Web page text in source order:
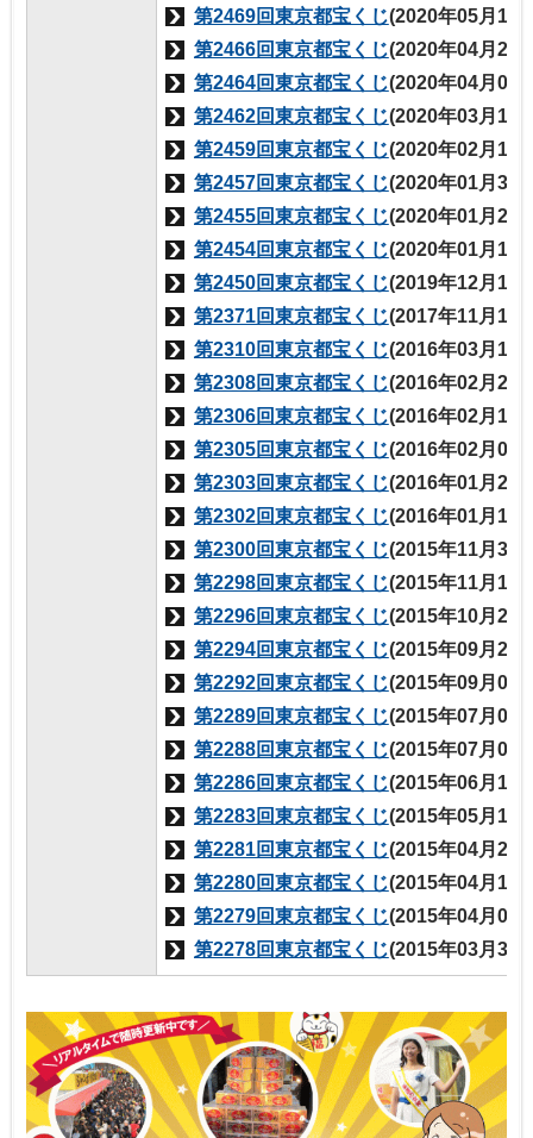
第2469回東京都宝くじ(2020年05月15
第2466回東京都宝くじ(2020年04月24
第2464回東京都宝くじ(2020年04月03
第2462回東京都宝くじ(2020年03月13
第2459回東京都宝くじ(2020年02月14
第2457回東京都宝くじ(2020年01月31
第2455回東京都宝くじ(2020年01月24
第2454回東京都宝くじ(2020年01月17
第2450回東京都宝くじ(2019年12月13
第2371回東京都宝くじ(2017年11月16
第2310回東京都宝くじ(2016年03月10
第2308回東京都宝くじ(2016年02月25
第2306回東京都宝くじ(2016年02月18
第2305回東京都宝くじ(2016年02月04
第2303回東京都宝くじ(2016年01月28
第2302回東京都宝くじ(2016年01月14
第2300回東京都宝くじ(2015年11月30
第2298回東京都宝くじ(2015年11月12
第2296回東京都宝くじ(2015年10月29
第2294回東京都宝くじ(2015年09月29
第2292回東京都宝くじ(2015年09月03
第2289回東京都宝くじ(2015年07月09
第2288回東京都宝くじ(2015年07月02
第2286回東京都宝くじ(2015年06月18
第2283回東京都宝くじ(2015年05月14
第2281回東京都宝くじ(2015年04月23
第2280回東京都宝くじ(2015年04月16
第2279回東京都宝くじ(2015年04月02
第2278回東京都宝くじ(2015年03月31